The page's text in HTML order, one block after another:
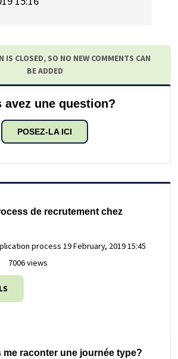
IS CLOSED, SO NO NEW COMMENTS CAN
BE ADDED
avez une question?
POSEZ-LA ICI
de recrutement chez
process 19 February, 2019 15:45
7006 views
me raconter une journée type?